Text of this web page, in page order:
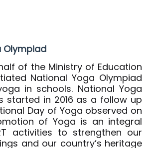
Olympiad
of the Ministry of Education
National Yoga Olympiad
in schools. National Yoga
started in 2016 as a follow up
Day of Yoga observed on
of Yoga is an integral
activities to strengthen our
and our country’s heritage